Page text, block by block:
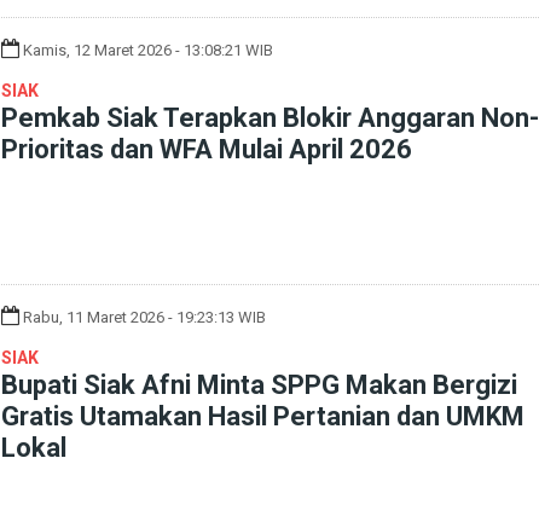
Kamis, 12 Maret 2026 - 13:08:21 WIB
SIAK
Pemkab Siak Terapkan Blokir Anggaran Non-
Prioritas dan WFA Mulai April 2026
Rabu, 11 Maret 2026 - 19:23:13 WIB
SIAK
Bupati Siak Afni Minta SPPG Makan Bergizi
Gratis Utamakan Hasil Pertanian dan UMKM
Lokal